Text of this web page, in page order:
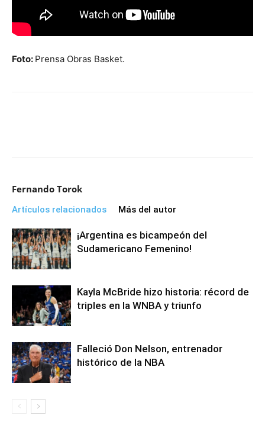
Foto: Prensa Obras Basket.
Fernando Torok
Artículos relacionados Más del autor
¡Argentina es bicampeón del
Sudamericano Femenino!
Kayla McBride hizo historia: récord de
triples en la WNBA y triunfo
Falleció Don Nelson, entrenador
histórico de la NBA